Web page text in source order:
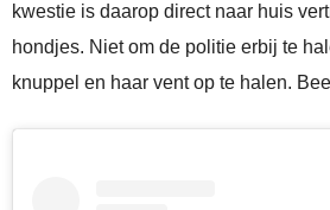
kwestie is daarop direct naar huis
hondjes. Niet om de politie erbij te
knuppel en haar vent op te halen.